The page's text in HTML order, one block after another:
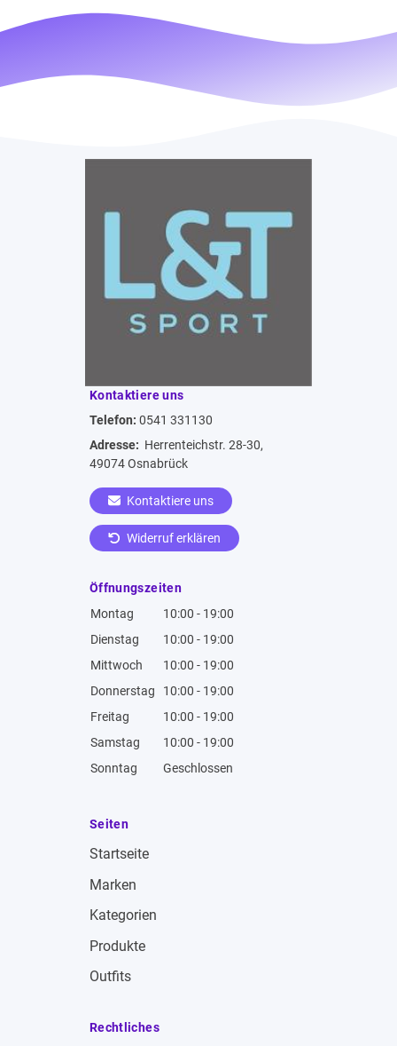
Kontaktiere uns
Telefon: 0541 331130
Adresse: Herrenteichstr. 28-30,
49074 Osnabrück
Kontaktiere uns
Widerruf erklären
Öffnungszeiten
Montag
10:00 - 19:00
Dienstag
10:00 - 19:00
Mittwoch
10:00 - 19:00
Donnerstag
10:00 - 19:00
Freitag
10:00 - 19:00
Samstag
10:00 - 19:00
Sonntag
Geschlossen
Seiten
Startseite
Marken
Kategorien
Produkte
Outfits
Rechtliches